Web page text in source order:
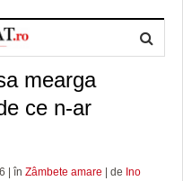
mearga
ce n-ar
| în Zâmbete amare | de Ino